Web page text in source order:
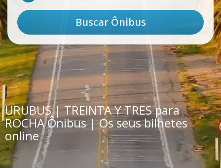
URUBUS | TREINTA Y TRES para
ROCHA Ônibus | Os seus bilhetes
online